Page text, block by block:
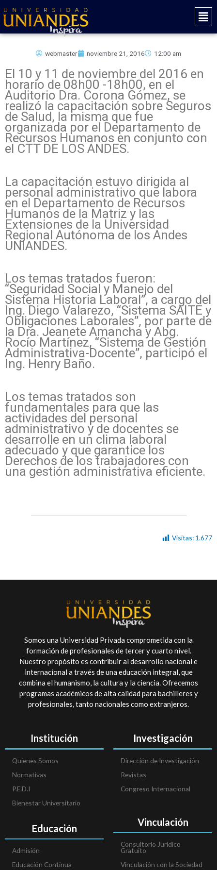
al
contenido
Main
webmaster noviembre 21, 2016 12:00 am
El 10 y 11 de noviembre del 2016 en
horario de 08h00 -18h00, en el
Auditorio Dra. Corona Gómez, se
realizó la capacitación sobre Seguros
de Salud, la misma que fue
organizada por el Departamento de
Recursos Humanos en conjunto con
el CTT DE LOS ANDES.
La capacitación estuvo dirigida al
personal administrativo que labora
en el Departamento de Recursos
Humanos de la Matriz y las
Extensiones de la Universidad
Regional Autónoma de los Andes
UNIANDES.
Los temas tratados fueron:
“Seguridad Social y Manejo del
Sistema Historia Laboral”, a cargo del
Ing. Diego Valarezo, “Sistema SAITE y
Obligaciones Laborales”, por parte de
la Dra. Jeanete Amancha y Abg.
Rocío Martínez, “Sistema de Gestión
Administrativa-Docente”, participó el
Ing. Henry Baño.
Los temas tratados son
fundamentales para que las
actividades del personal
administrativo y de docentes se
desarrolle en un clima laboral
adecuado y que garantice los
Derechos de los trabajadores con
una gestión administrativa eficiente.
Visitas: 1.677
Somos una Universidad Privada comprometida con la
formación de profesionales de tercer y cuarto nivel.
Nuestro propósito es contribuir al desarrollo nacional e
internacional a través de una educación integral, que
combina el humanismo, la cultura y la ciencia. Ofrecemos
programas académicos de alta calidad para bachilleres y
profesionales, tanto nacionales como extranjeros.
Institución
Quienes Somos
Normativas
P.E.D.I
Bienestar Universitario
Educación
Admisión
Educación Continua
Investigación
Dirección de Investigación
Revistas
Congreso Internacional
Vinculación
Consultorio Jurídico
Gratuito
Vinculación con la Sociedad